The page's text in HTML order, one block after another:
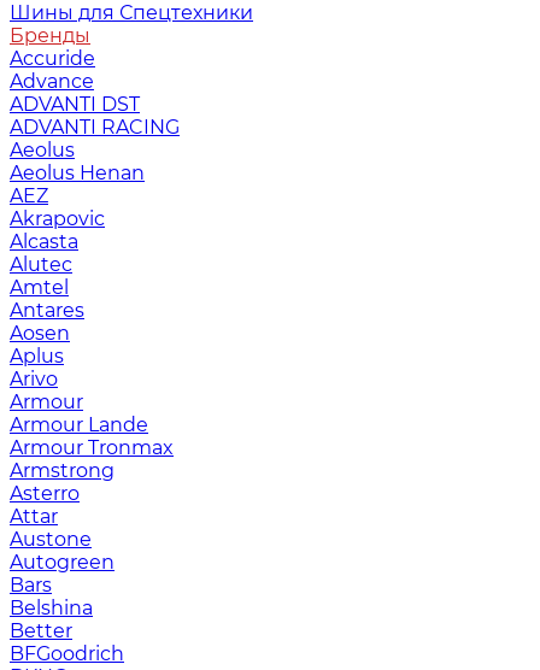
Шины для Спецтехники
Бренды
Accuride
Advance
ADVANTI DST
ADVANTI RACING
Aeolus
Aeolus Henan
AEZ
Akrapovic
Alcasta
Alutec
Amtel
Antares
Aosen
Aplus
Arivo
Armour
Armour Lande
Armour Tronmax
Armstrong
Asterro
Attar
Austone
Autogreen
Bars
Belshina
Better
BFGoodrich